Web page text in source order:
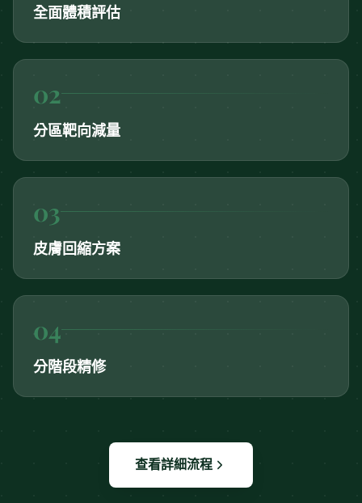
全面體積評估
02
分區靶向減量
03
皮膚回縮方案
04
分階段精修
查看詳細流程